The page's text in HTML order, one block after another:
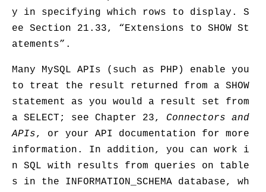
y in specifying which rows to display. S
ee Section 21.33, “Extensions to SHOW St
atements” .
Many MySQL APIs (such as PHP) enable you
to treat the result returned from a SHOW
statement as you would a result set from
a SELECT ; see Chapter 23, Connectors and
APIs, or your API documentation for more
information. In addition, you can work i
n SQL with results from queries on table
s in the INFORMATION_SCHEMA database, wh